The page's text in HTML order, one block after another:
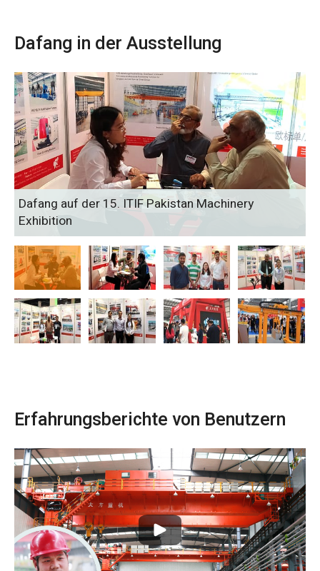
Dafang in der Ausstellung
Dafang auf der 15. ITIF Pakistan Machinery
Exhibition
Erfahrungsberichte von Benutzern